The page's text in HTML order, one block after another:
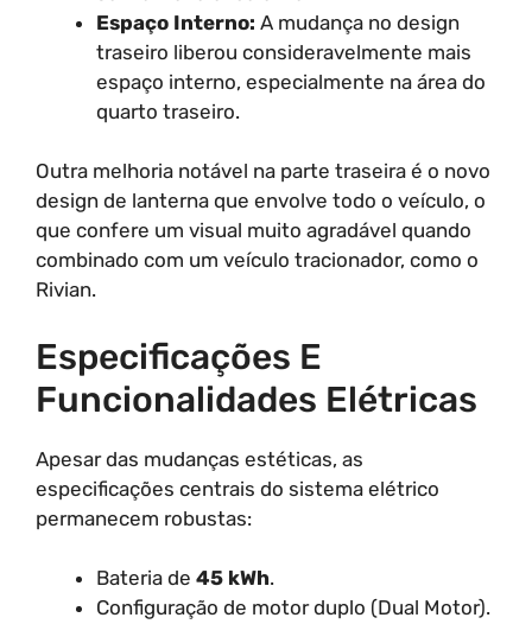
Espaço Interno: A mudança no design
traseiro liberou consideravelmente mais
espaço interno, especialmente na área do
quarto traseiro.
Outra melhoria notável na parte traseira é o novo
design de lanterna que envolve todo o veículo, o
que confere um visual muito agradável quando
combinado com um veículo tracionador, como o
Rivian.
Especificações E
Funcionalidades Elétricas
Apesar das mudanças estéticas, as
especificações centrais do sistema elétrico
permanecem robustas:
Bateria de 45 kWh.
Configuração de motor duplo (Dual Motor).